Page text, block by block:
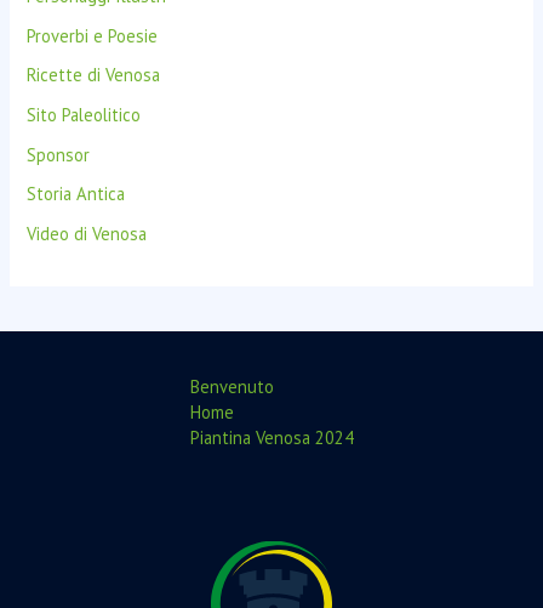
Proverbi e Poesie
Ricette di Venosa
Sito Paleolitico
Sponsor
Storia Antica
Video di Venosa
Benvenuto
Home
Piantina Venosa 2024